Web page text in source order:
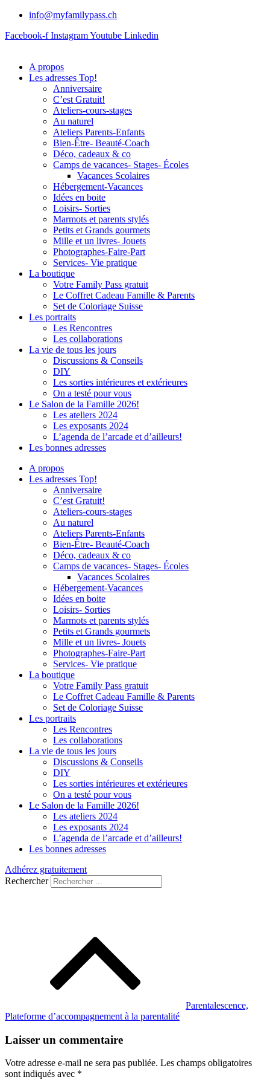
info@myfamilypass.ch
Facebook-f InstagramYoutube Linkedin
A propos
Les adresses Top!
Anniversaire
C’est Gratuit!
Ateliers-cours-stages
Au naturel
Ateliers Parents-Enfants
Bien-Être- Beauté-Coach
Déco, cadeaux & co
Camps de vacances- Stages- Écoles
Vacances Scolaires
Hébergement-Vacances
Idées en boite
Loisirs- Sorties
Marmots et parents stylés
Petits et Grands gourmets
Mille et un livres- Jouets
Photographes-Faire-Part
Services- Vie pratique
La boutique
Votre Family Pass gratuit
Le Coffret Cadeau Famille & Parents
Set de Coloriage Suisse
Les portraits
Les Rencontres
Les collaborations
La vie de tous les jours
Discussions & Conseils
DIY
Les sorties intérieures et extérieures
On a testé pour vous
Le Salon de la Famille 2026!
Les ateliers 2024
Les exposants 2024
L’agenda de l’arcade et d’ailleurs!
Les bonnes adresses
A propos
Les adresses Top!
Anniversaire
C’est Gratuit!
Ateliers-cours-stages
Au naturel
Ateliers Parents-Enfants
Bien-Être- Beauté-Coach
Déco, cadeaux & co
Camps de vacances- Stages- Écoles
Vacances Scolaires
Hébergement-Vacances
Idées en boite
Loisirs- Sorties
Marmots et parents stylés
Petits et Grands gourmets
Mille et un livres- Jouets
Photographes-Faire-Part
Services- Vie pratique
La boutique
Votre Family Pass gratuit
Le Coffret Cadeau Famille & Parents
Set de Coloriage Suisse
Les portraits
Les Rencontres
Les collaborations
La vie de tous les jours
Discussions & Conseils
DIY
Les sorties intérieures et extérieures
On a testé pour vous
Le Salon de la Famille 2026!
Les ateliers 2024
Les exposants 2024
L’agenda de l’arcade et d’ailleurs!
Les bonnes adresses
Adhérez gratuitement
Rechercher
Parentalescence,
Plateforme d’accompagnement à la parentalité
Laisser un commentaire
Votre adresse e-mail ne sera pas publiée. Les champs obligatoires
sont indiqués avec *